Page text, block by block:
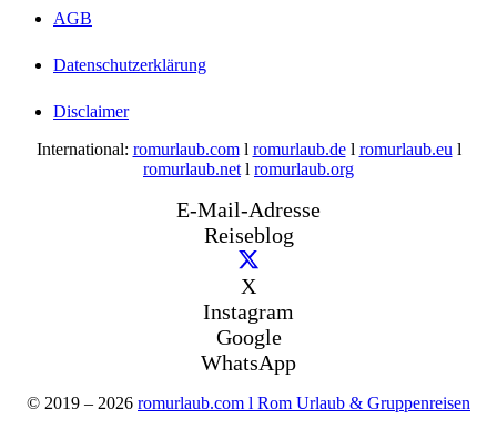
AGB
Datenschutzerklärung
Disclaimer
International: romurlaub.coml romurlaub.del romurlaub.eu l
romurlaub.net l romurlaub.org
E-Mail-Adresse
Reiseblog
X
Instagram
Google
WhatsApp
© 2019 – 2026 romurlaub.com l Rom Urlaub & Gruppenreisen